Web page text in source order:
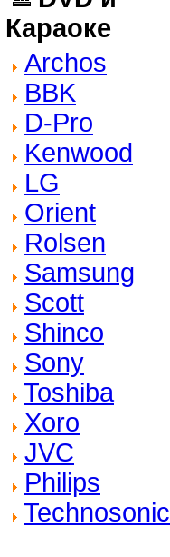
Караоке
Archos
BBK
D-Pro
Kenwood
LG
Orient
Rolsen
Samsung
Scott
Shinco
Sony
Toshiba
Xoro
JVC
Philips
Technosonic